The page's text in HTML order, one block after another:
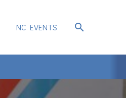
NC EVENTS search